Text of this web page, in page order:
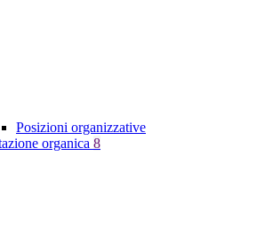
Posizioni organizzative
organica 8